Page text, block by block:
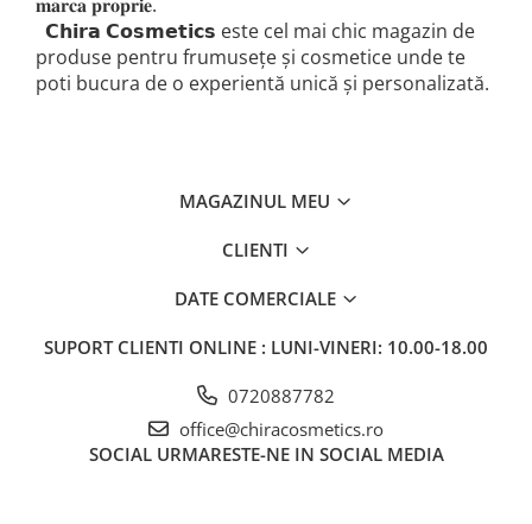
𝗖𝗵𝗶𝗿𝗮 𝗖𝗼𝘀𝗺𝗲𝘁𝗶𝗰𝘀 este cel mai chic magazin de
produse pentru frumusețe și cosmetice unde te
poti bucura de o experientă unică și personalizată.
MAGAZINUL MEU
CLIENTI
DATE COMERCIALE
SUPORT CLIENTI ONLINE : LUNI-VINERI: 10.00-18.00
0720887782
office@chiracosmetics.ro
SOCIAL URMARESTE-NE IN SOCIAL MEDIA